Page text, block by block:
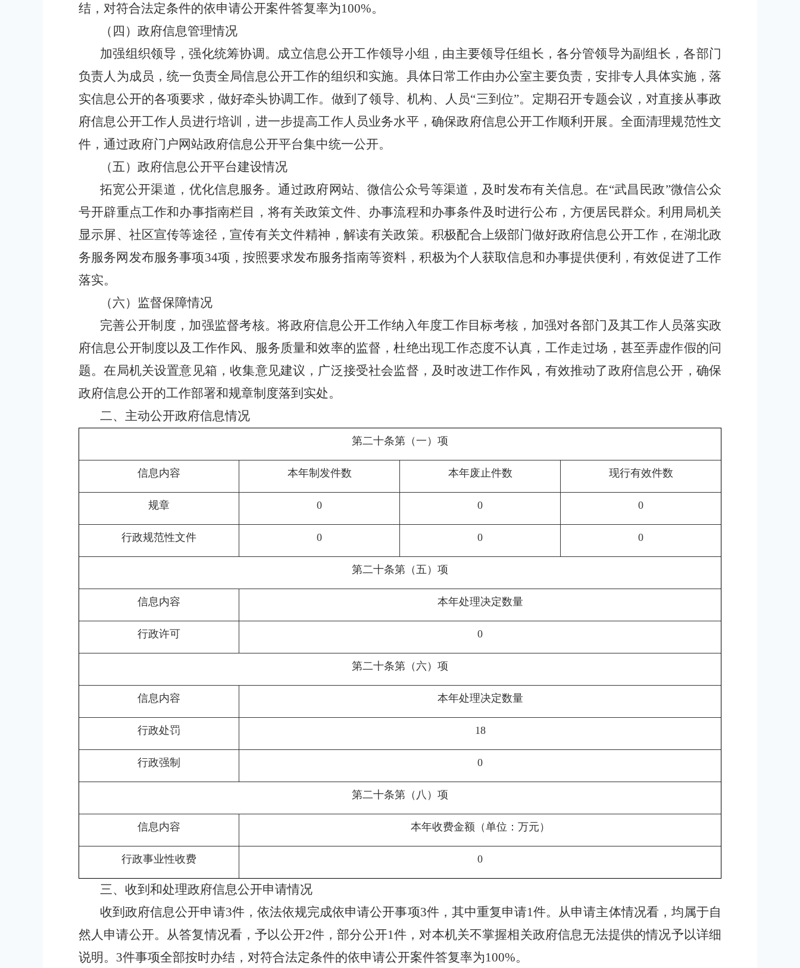
结，对符合法定条件的依申请公开案件答复率为100%。
（四）政府信息管理情况
加强组织领导，强化统筹协调。 成立信息公开工作领导小组，由主要领导任组长，各分管领导为副组长，各部门
负责人为成员，统一负责全局信息公开工作的组织和实施。具体日常工作由办公室主要负责，安排专人具体实施，落
实信息公开的各项要求，做好牵头协调工作。做到了领导、机构、人员“三到位”。定期召开专题会议，对直接从事政
府信息公开工作人员进行培训，进一步提高工作人员业务水平，确保政府信息公开工作顺利开展。 全面清理规范性文
件，通过政府门户网站政府信息公开平台集中统一公开。
（五）政府信息公开平台建设情况
拓宽公开渠道，优化信息服务。通过政府网站、微信公众号等渠道，及时发布有关信息。在“武昌民政”微信公众
号开辟重点工作和办事指南栏目，将有关政策文件、办事流程和办事条件及时进行公布，方便居民群众。利用局机关
显示屏、社区宣传等途径，宣传有关文件精神，解读有关政策。积极配合上级部门做好政府信息公开工作，在湖北政
务服务网发布服务事项34项 ，按照要求发布服务指南等资料，积极为个人获取信息和办事提供便利，有效促进了工作
落实。
（六）监督保障情况
完善公开制度，加强监督考核。将政府信息公开工作纳入年度工作目标考核，加强对各部门及其工作人员落实政
府信息公开制度以及工作作风、服务质量和效率的监督，杜绝出现工作态度不认真，工作走过场，甚至弄虚作假的问
题。在局机关设置意见箱，收集意见建议，广泛接受社会监督，及时改进工作作风，有效推动了政府信息公开，确保
政府信息公开的工作部署和规章制度落到实处。
二、主动公开政府信息情况
第二十条第（一）项
信息内容 本年制发件数 本年废止件数 现行有效件数
规章 0 0 0
行政规范性文件 0 0 0
第二十条第（五）项
信息内容 本年处理决定数量
行政许可 0
第二十条第（六）项
信息内容 本年处理决定数量
行政处罚 18
行政强制 0
第二十条第（八）项
信息内容 本年收费金额（单位：万元）
行政事业性收费 0
三、收到和处理政府信息公开申请情况
收到政府信息公开申请3件，依法依规完成依申请公开事项3件，其中重复申请1件。从申请主体情况看，均属于自
然人申请公开。从答复情况看，予以公开2件，部分公开1件，对本机关不掌握相关政府信息无法提供的情况予以详细
说明。3件事项全部按时办结，对符合法定条件的依申请公开案件答复率为100%。